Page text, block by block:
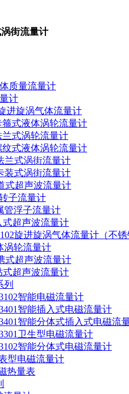
街流量计
质量流量计
计
进旋涡气体流量计
箍式液体涡轮流量计
兰式涡轮流量计
纹式液体涡轮流量计
兰式涡街流量计
装式涡街流量计
式超声波流量计
子流量计
管浮子流量计
式超声波流量计
旋进旋涡气体流量计（不锈
涡轮流量计
式超声波流量计
式超声波流量计
列
智能电磁流量计
智能插入式电磁流量计
智能分体式插入式电磁流
卫生型电磁流量计
智能分体式电磁流量计
型电磁流量计
热量表